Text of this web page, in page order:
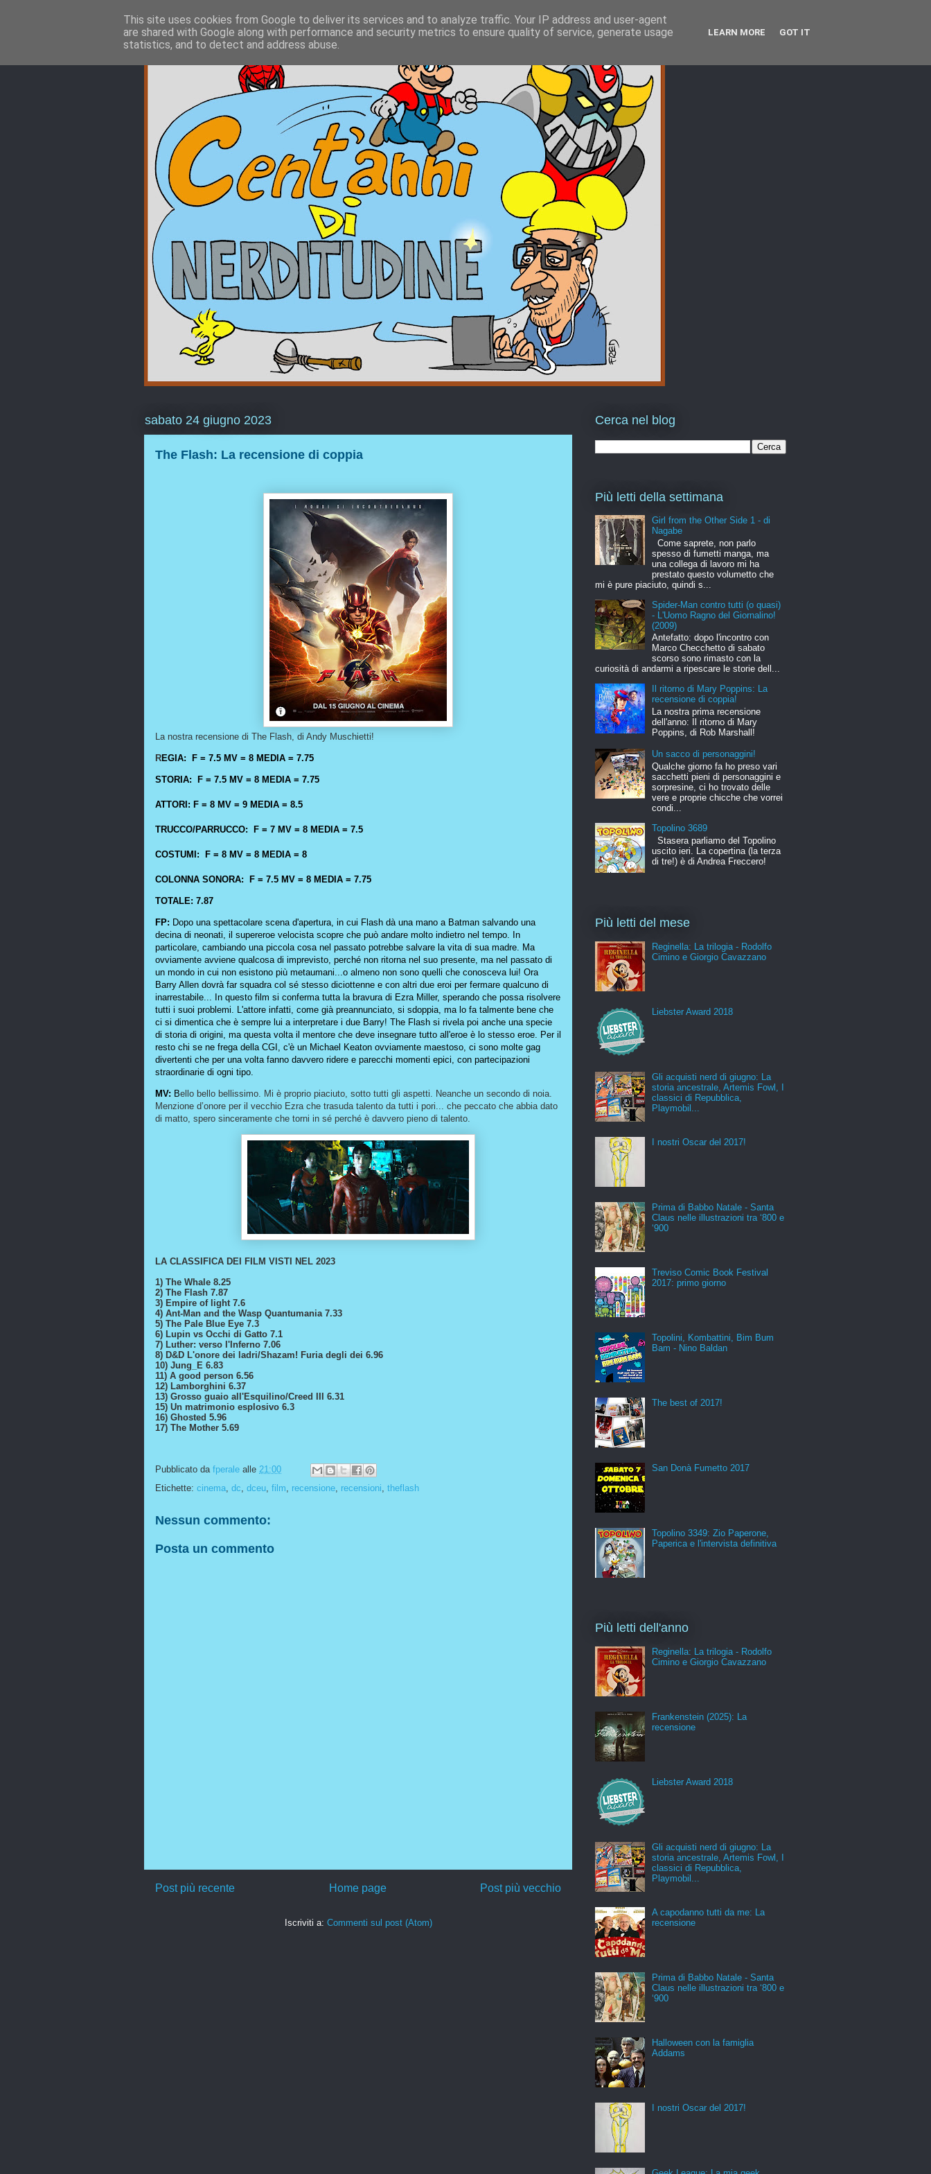
sabato 24 giugno 2023
The Flash: La recensione di coppia
La nostra recensione di The Flash, di Andy Muschietti!
REGIA: F = 7.5 MV = 8 MEDIA = 7.75
STORIA: F = 7.5 MV = 8 MEDIA = 7.75
ATTORI: F = 8 MV = 9 MEDIA = 8.5
TRUCCO/PARRUCCO: F = 7 MV = 8 MEDIA = 7.5
COSTUMI: F = 8 MV = 8 MEDIA = 8
COLONNA SONORA: F = 7.5 MV = 8 MEDIA = 7.75
TOTALE: 7.87
FP: Dopo una spettacolare scena d'apertura, in cui Flash dà una mano a Batman salvando una
decina di neonati, il supereroe velocista scopre che può andare molto indietro nel tempo. In
particolare, cambiando una piccola cosa nel passato potrebbe salvare la vita di sua madre. Ma
ovviamente avviene qualcosa di imprevisto, perché non ritorna nel suo presente, ma nel passato di
un mondo in cui non esistono più metaumani...o almeno non sono quelli che conosceva lui! Ora
Barry Allen dovrà far squadra col sé stesso diciottenne e con altri due eroi per fermare qualcuno di
inarrestabile... In questo film si conferma tutta la bravura di Ezra Miller, sperando che possa risolvere
tutti i suoi problemi. L'attore infatti, come già preannunciato, si sdoppia, ma lo fa talmente bene che
ci si dimentica che è sempre lui a interpretare i due Barry! The Flash si rivela poi anche una specie
di storia di origini, ma questa volta il mentore che deve insegnare tutto all'eroe è lo stesso eroe. Per il
resto chi se ne frega della CGI, c'è un Michael Keaton ovviamente maestoso, ci sono molte gag
divertenti che per una volta fanno davvero ridere e parecchi momenti epici, con partecipazioni
straordinarie di ogni tipo.
MV: Bello bello bellissimo. Mi è proprio piaciuto, sotto tutti gli aspetti. Neanche un secondo di noia.
Menzione d’onore per il vecchio Ezra che trasuda talento da tutti i pori... che peccato che abbia dato
di matto, spero sinceramente che torni in sé perché è davvero pieno di talento.
LA CLASSIFICA DEI FILM VISTI NEL 2023
1) The Whale 8.25
2) The Flash 7.87
3) Empire of light 7.6
4) Ant-Man and the Wasp Quantumania 7.33
5) The Pale Blue Eye 7.3
6) Lupin vs Occhi di Gatto 7.1
7) Luther: verso l'Inferno 7.06
8) D&D L'onore dei ladri/Shazam! Furia degli dei 6.96
10) Jung_E 6.83
11) A good person 6.56
12) Lamborghini 6.37
13) Grosso guaio all'Esquilino/Creed III 6.31
15) Un matrimonio esplosivo 6.3
16) Ghosted 5.96
17) The Mother 5.69
Pubblicato da fperale alle 21:00
Etichette: cinema, dc, dceu, film, recensione, recensioni, theflash
Nessun commento:
Posta un commento
Post più recente Post più vecchio
Home page
Iscriviti a: Commenti sul post (Atom)
Cerca nel blog
Più letti della settimana
Girl from the Other Side 1 - di
Nagabe
Come saprete, non parlo
spesso di fumetti manga, ma
una collega di lavoro mi ha
prestato questo volumetto che
mi è pure piaciuto, quindi s...
Spider-Man contro tutti (o quasi)
- L'Uomo Ragno del Giornalino!
(2009)
Antefatto: dopo l'incontro con
Marco Checchetto di sabato
scorso sono rimasto con la
curiosità di andarmi a ripescare le storie dell...
Il ritorno di Mary Poppins: La
recensione di coppia!
La nostra prima recensione
dell'anno: Il ritorno di Mary
Poppins, di Rob Marshall!
Un sacco di personaggini!
Qualche giorno fa ho preso vari
sacchetti pieni di personaggini e
sorpresine, ci ho trovato delle
vere e proprie chicche che vorrei
condi...
Topolino 3689
Stasera parliamo del Topolino
uscito ieri. La copertina (la terza
di tre!) è di Andrea Freccero!
Più letti del mese
Reginella: La trilogia - Rodolfo
Cimino e Giorgio Cavazzano
Liebster Award 2018
Gli acquisti nerd di giugno: La
storia ancestrale, Artemis Fowl, I
classici di Repubblica,
Playmobil...
I nostri Oscar del 2017!
Prima di Babbo Natale - Santa
Claus nelle illustrazioni tra ‘800 e
‘900
Treviso Comic Book Festival
2017: primo giorno
Topolini, Kombattini, Bim Bum
Bam - Nino Baldan
The best of 2017!
San Donà Fumetto 2017
Topolino 3349: Zio Paperone,
Paperica e l'intervista definitiva
Più letti dell'anno
Reginella: La trilogia - Rodolfo
Cimino e Giorgio Cavazzano
Frankenstein (2025): La
recensione
Liebster Award 2018
Gli acquisti nerd di giugno: La
storia ancestrale, Artemis Fowl, I
classici di Repubblica,
Playmobil...
A capodanno tutti da me: La
recensione
Prima di Babbo Natale - Santa
Claus nelle illustrazioni tra ‘800 e
‘900
Halloween con la famiglia
Addams
I nostri Oscar del 2017!
This site uses cookies from Google to deliver its services and to analyze traffic. Your IP address and user-agent
are shared with Google along with performance and security metrics to ensure quality of service, generate usage
statistics, and to detect and address abuse.
LEARN MORE GOT IT